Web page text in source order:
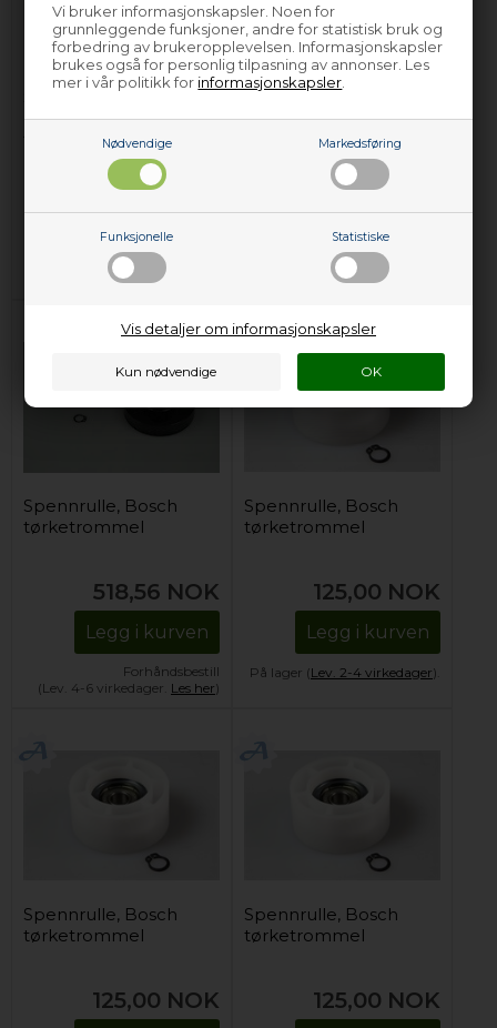
Vi bruker informasjonskapsler. Noen for
grunnleggende funksjoner, andre for statistisk bruk og
forbedring av brukeropplevelsen. Informasjonskapsler
brukes også for personlig tilpasning av annonser. Les
mer i vår politikk for informasjonskapsler
Nødvendige Markedsføring
Funksjonelle Statistiske
Vis detaljer om informasjonskapsler
Spennrulle,
Bauknecht
tørketrommel
668,00
Lev. 2-4 virkedager
Spennrulle, Bellavita
tørketrommel - 54,4
446,00 NOK
Kun 1 igjen! (
virkedager
Spennrulle, Bosch
tørketrommel
518,56 NOK
Legg i kurven
Forhåndsbestill
(Lev. 4-6 virkedager. Les her)
Spennrulle, Bosch
tørketrommel
125,00 NOK
Legg i kurven
På lager (Lev. 2-4 virkedager).
Spennrulle, Bosch
tørketrommel
125,00 NOK
Spennrulle, Bosch
tørketrommel
125,00 NOK